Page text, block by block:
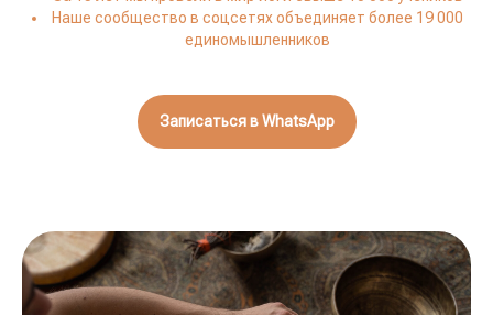
Наше сообщество в соцсетях объединяет более 19 000
единомышленников
Записаться в WhatsApp